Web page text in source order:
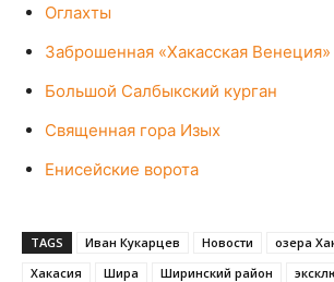
Оглахты
Заброшенная «Хакасская Венеция»
Большой Салбыкский курган
Священная гора Изых
Енисейские ворота
TAGS Иван Кукарцев Новости озера
Хакасия
Шира Ширинский район